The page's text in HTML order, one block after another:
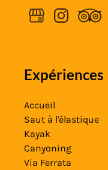
Expériences
Accueil
Saut à l'élastique
Kayak
Canyoning
Via Ferrata